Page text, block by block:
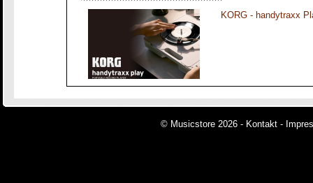
KORG - handytraxx
© Musicstore 2026 - Kontakt -